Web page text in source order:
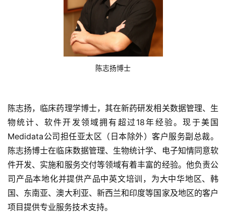
药
资
讯
视
频
专
区
陈志扬博士
陈志扬，临床药理学博士，其在新药研发相关数据管理、生
物统计、软件开发领域拥有超过18年经验。现于美国
Medidata公司担任亚太区（日本除外）客户服务副总裁。
陈志扬博士在临床数据管理、生物统计学、电子知情同意软
件开发、实施和服务交付等领域有着丰富的经验。他负责公
司产品本地化并提供产品中英文培训，为大中华地区、韩
国、东南亚、澳大利亚、新西兰和印度等国家及地区的客户
项目提供专业服务技术支持。